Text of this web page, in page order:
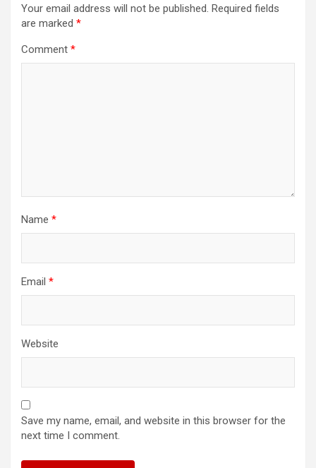
Your email address will not be published. Required fields
are marked *
Comment *
Name *
Email *
Website
Save my name, email, and website in this browser for the
next time I comment.